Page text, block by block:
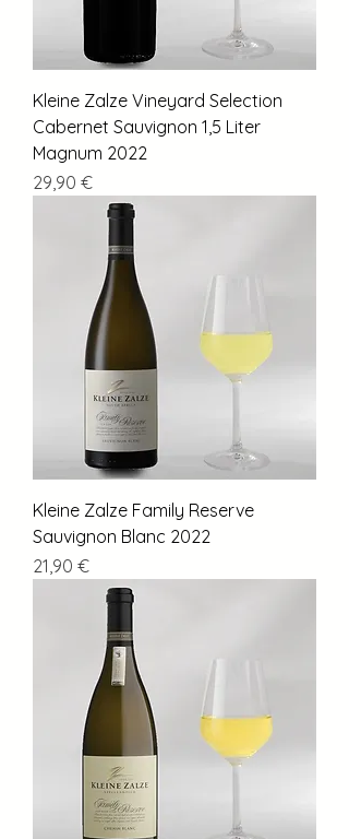
Kleine Zalze Vineyard Selection
Cabernet Sauvignon 1,5 Liter
Magnum 2022
Preis
29,90 €
Kleine Zalze Family Reserve
Sauvignon Blanc 2022
Preis
21,90 €